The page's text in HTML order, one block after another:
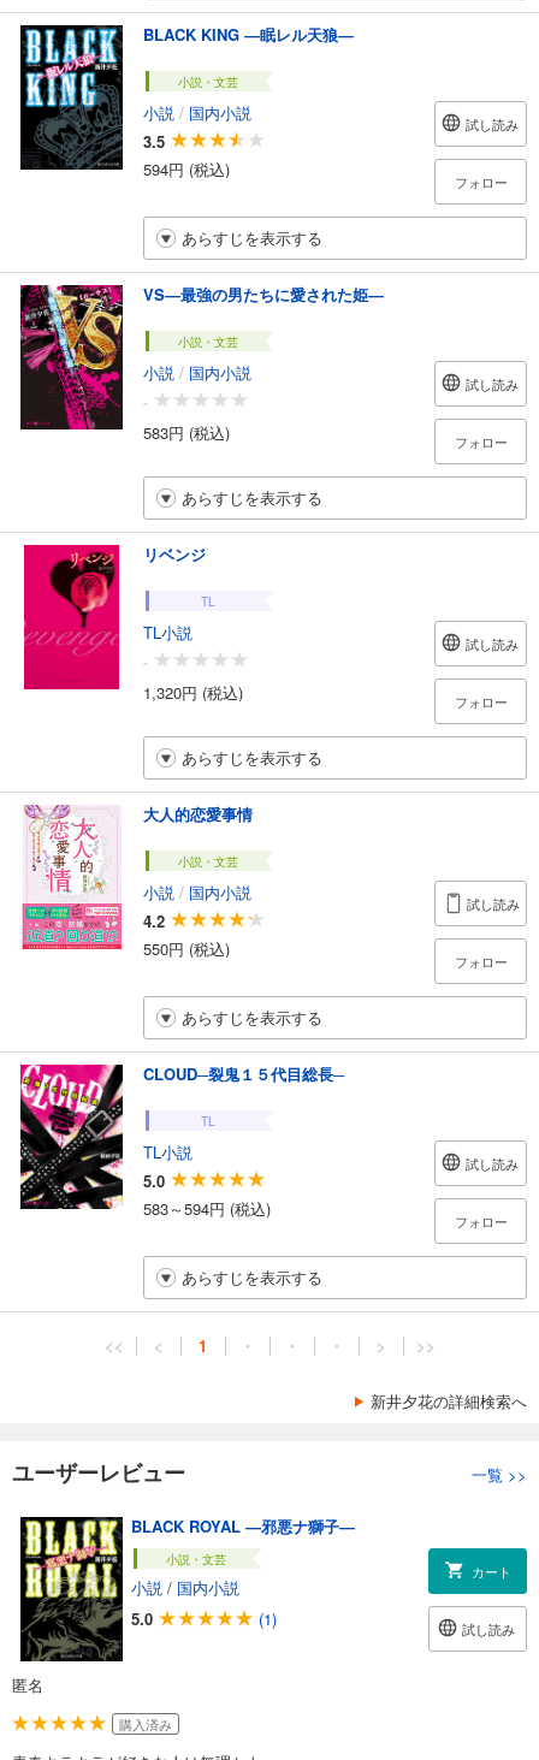
BLACK KING ―眠レル天狼―
小説・文芸
小説 / 国内小説
3.5
594円 (税込)
試し読み
フォロー
あらすじを表示する
VS―最強の男たちに愛された姫―
小説・文芸
小説 / 国内小説
-
583円 (税込)
試し読み
フォロー
あらすじを表示する
リベンジ
TL
TL小説
-
1,320円 (税込)
試し読み
フォロー
あらすじを表示する
大人的恋愛事情
小説・文芸
小説 / 国内小説
4.2
550円 (税込)
試し読み
フォロー
あらすじを表示する
CLOUD─裂鬼１５代目総長─
TL
TL小説
5.0
583～594円 (税込)
試し読み
フォロー
あらすじを表示する
<< < 1 ・ ・ ・ > >>
新井夕花の詳細検索へ
ユーザーレビュー 一覧 >>
BLACK ROYAL ―邪悪ナ獅子―
小説・文芸
小説 / 国内小説
5.0
(1)
カート
試し読み
匿名
購入済み